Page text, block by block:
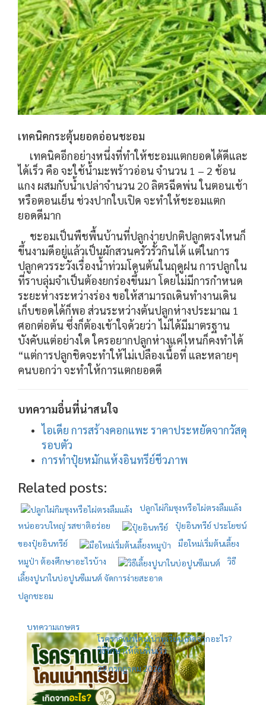
เทคนิคกระตุ้นยอดอ่อนชะอม
เทคนิคอีกอย่างหนึ่งที่ทำให้ชะอมแตกยอดได้ดีและ
ได้เร็ว คือ จะใช้น้ำมะพร้าวอ่อน จำนวน 1 – 2 ช้อน
แกง ผสมกับน้ำเปล่าจำนวน 20 ลิตรฉีดพ่น ในตอนเช้า
หรือตอนเย็น ช่วงปากใบเปิด จะทำให้ชะอมแตก
ยอดดีมาก
ชะอมเป็นพืชพื้นบ้านที่ปลูกง่ายปกติปลูกตรงไหนก็
ขึ้นงามดีอยู่แล้วเป็นผักสวนครัวรั้วกินได้ แต่ในการ
ปลูกควรระวังเรื่องน้ำท่วมโดนต้นในฤดูฝน การปลูกใน
ที่ราบลุ่มจำเป็นต้องยกร่องขึ้นมา โดยไม่มีการกำหนด
ระยะห่างระหว่างร่อง ขอให้สามารถเดินทำงานเดิน
เก็บขอดได้ก็พอ ส่วนระหว่างต้นปลูกห่างประมาณ 1
ศอกต่อต้น ซึ่งก็ต้องเข้าใจด้วยว่า ไม่ได้มีมาตรฐาน
บังคับแต่อย่างใด ใครอยากปลูกห่างแค่ไหนก็คงทำได้
“แต่การปลูกชิดจะทำให้ไม่เปลืองเนื้อที่ และหลายๆ
คนบอกว่า จะทำให้การแตกยอดดี
บทความอื่นที่น่าสนใจ
ไอเดีย การสร้างคอกแพะ ราคาประหยัดจากวัสดุ
รอบตัว
การทำปุ๋ยหมักแห้งอินทรีย์ชีวภาพ
Related posts:
ปลูกไผ่กิมซุงหรือไผ่ตรงลืมแล้ง
หน่ออวบใหญ่ รสชาติอร่อย
ปุ๋ยอินทรีย์ ประโยชน์
ของปุ๋ยอินทรีย์
มือใหม่เริ่มต้นเลี้ยง
หมูป่า ต้องศึกษาอะไรบ้าง
วิธี
เลี้ยงปูนาในบ่อปูนซีเมนต์ จัดการง่ายสะอาด
ปลูกชะอม
บทความเกษตร
โรครากเน่าโคนเน่าทุเรียน เกิดจากอะไร?
วิธีรักษาให้ต้นฟื้นเร็ว
29 กรกฎาคม 2026